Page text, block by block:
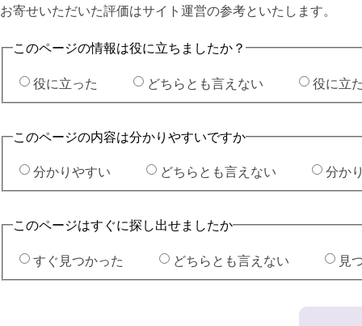
お寄せいただいた評価はサイト運営の参考といたします。
このページの情報は役に立ちましたか？
役に立った
どちらとも言えない 役に立
このページの内容は分かりやすいですか
分かりやすい
どちらとも言えない 分か
このページはすぐに探し出せましたか
すぐ見つかった
どちらとも言えない 見